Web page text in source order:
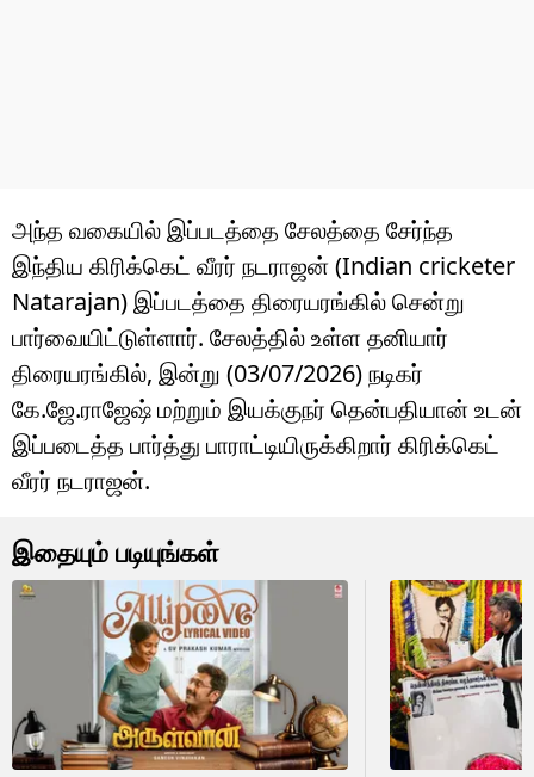
அந்த வகையில் இப்படத்தை சேலத்தை சேர்ந்த
இந்திய கிரிக்கெட் வீரர் நடராஜன் (Indian cricketer
Natarajan) இப்படத்தை திரையரங்கில் சென்று
பார்வையிட்டுள்ளார். சேலத்தில் உள்ள தனியார்
திரையரங்கில், இன்று (03/07/2026) நடிகர்
கே.ஜே.ராஜேஷ் மற்றும் இயக்குநர் தென்பதியான் உடன்
இப்படைத்த பார்த்து பாராட்டியிருக்கிறார் கிரிக்கெட்
வீரர் நடராஜன்.
இதையும் படியுங்கள்